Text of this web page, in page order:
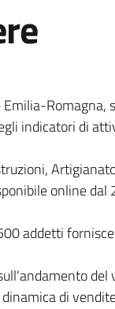
Romagna,
indicatori di
online dal
addetti
del
di